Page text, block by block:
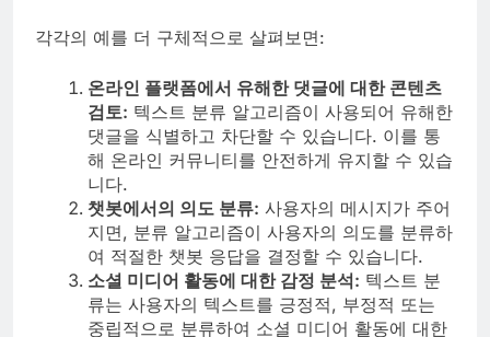
각각의 예를 더 구체적으로 살펴보면:
온라인 플랫폼에서 유해한 댓글에 대한 콘텐츠
검토: 텍스트 분류 알고리즘이 사용되어 유해한
댓글을 식별하고 차단할 수 있습니다. 이를 통
해 온라인 커뮤니티를 안전하게 유지할 수 있습
니다.
챗봇에서의 의도 분류: 사용자의 메시지가 주어
지면, 분류 알고리즘이 사용자의 의도를 분류하
여 적절한 챗봇 응답을 결정할 수 있습니다.
소셜 미디어 활동에 대한 감정 분석: 텍스트 분
류는 사용자의 텍스트를 긍정적, 부정적 또는
중립적으로 분류하여 소셜 미디어 활동에 대한